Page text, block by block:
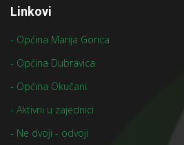
Linkovi
- Općina Marija Gorica
- Općina Dubravica
- Općina Okučani
- Aktivni u zajednici
- Ne dvoji - odvoji